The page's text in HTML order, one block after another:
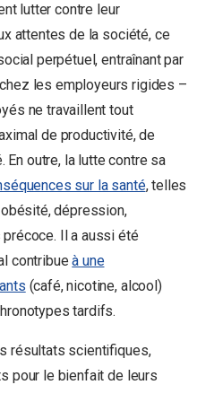
lutter contre leur
attentes de la société, ce
perpétuel, entraînant par
les employeurs rigides –
ne travaillent tout
de productivité, de
En outre, la lutte contre sa
sur la santé, telles
dépression,
Il a aussi été
contribueà une
(café, nicotine, alcool)
tardifs.
résultats scientifiques,
pour le bienfait de leurs